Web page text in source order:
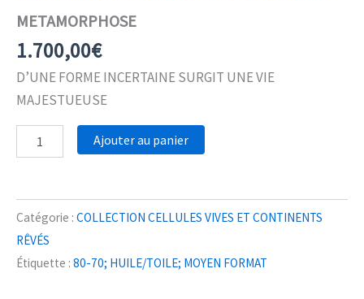
METAMORPHOSE
1.700,00€
D’UNE FORME INCERTAINE SURGIT UNE VIE
MAJESTUEUSE
Ajouter au panier
Catégorie : COLLECTION CELLULES VIVES ET CONTINENTS
RÊVÉS
Étiquette : 80-70; HUILE/TOILE; MOYEN FORMAT